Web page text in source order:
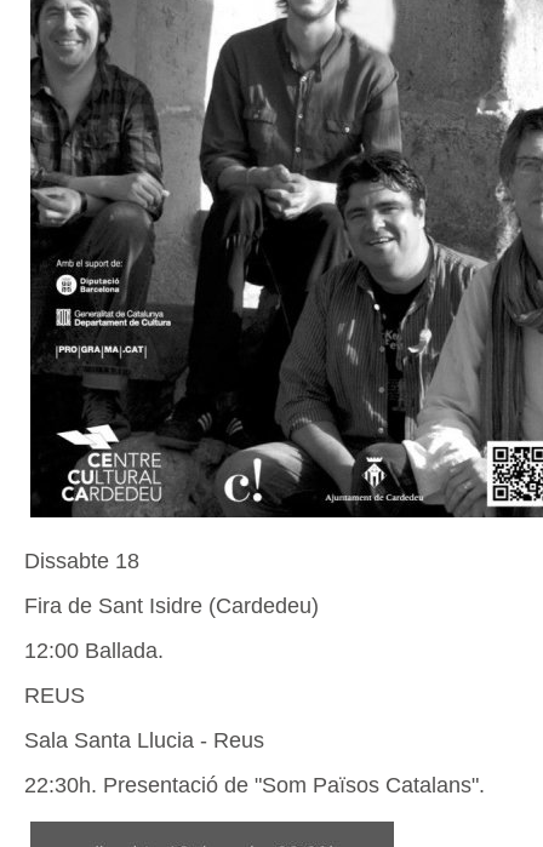
Dissabte 18
Fira de Sant Isidre (Cardedeu)
12:00 Ballada.
REUS
Sala Santa Llucia - Reus
22:30h. Presentació de "Som Països Catalans".